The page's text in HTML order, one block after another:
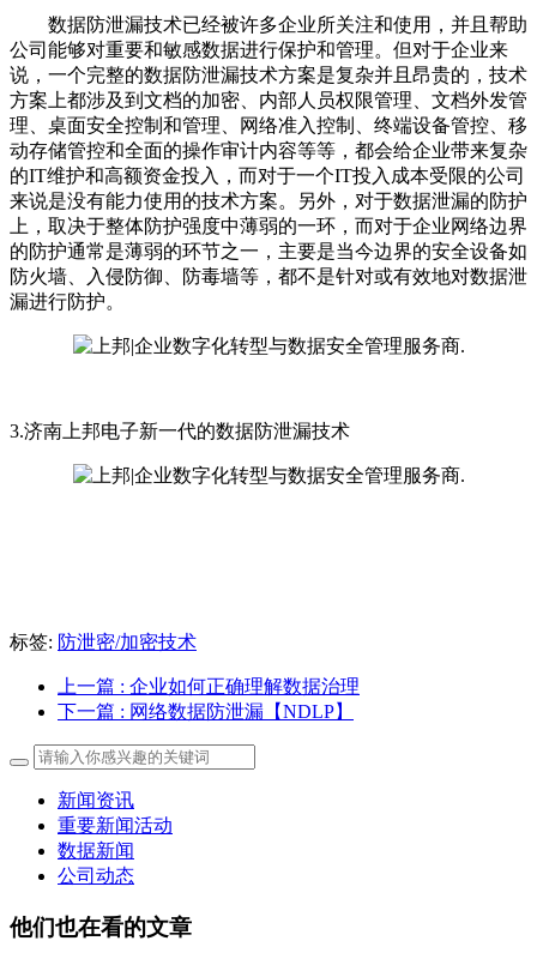
数据防泄漏技术已经被许多企业所关注和使用，并且帮助
公司能够对重要和敏感数据进行保护和管理。但对于企业来
说，一个完整的数据防泄漏技术方案是复杂并且昂贵的，技术
方案上都涉及到文档的加密、内部人员权限管理、文档外发管
理、桌面安全控制和管理、网络准入控制、终端设备管控、移
动存储管控和全面的操作审计内容等等，都会给企业带来复杂
的IT维护和高额资金投入，而对于一个IT投入成本受限的公司
来说是没有能力使用的技术方案。另外，对于数据泄漏的防护
上，取决于整体防护强度中薄弱的一环，而对于企业网络边界
的防护通常是薄弱的环节之一，主要是当今边界的安全设备如
防火墙、入侵防御、防毒墙等，都不是针对或有效地对数据泄
漏进行防护。
3.济南上邦电子新一代的数据防泄漏技术
标签: 防泄密/加密技术
上一篇 : 企业如何正确理解数据治理
下一篇 : 网络数据防泄漏【NDLP】
新闻资讯
重要新闻活动
数据新闻
公司动态
他们也在看的文章